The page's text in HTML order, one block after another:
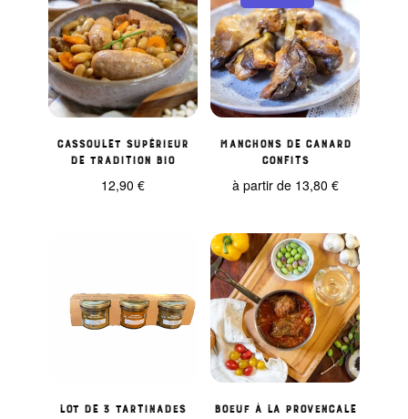
Cassoulet supérieur
de tradition bio
12,90 €
Manchons de canard
confits
à partir de 13,80 €
Lot de 3 tartinades Boeuf à la provencale